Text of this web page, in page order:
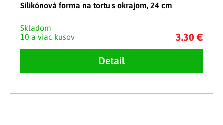
Silikónová forma na tortu s okrajom, 24 cm
Skladom
10 a viac kusov
3.30 €
Detail